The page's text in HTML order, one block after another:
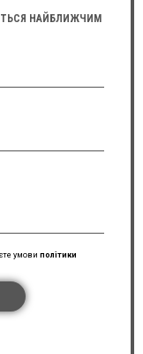
НАЙБЛИЖЧИМ
умови політики